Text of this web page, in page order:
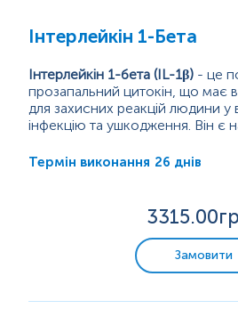
Інтерлейкін 1-Бета
Інтерлейкін 1-бета (IL-1β) - це
прозапальний цитокін, що має
для захисних реакцій людини у
інфекцію та ушкодження. Він є
Виробляється і секретується
про-IL-1β, у відповідь на
пірогенами, такими як
Термін виконання 26 днів
3315
Замовити